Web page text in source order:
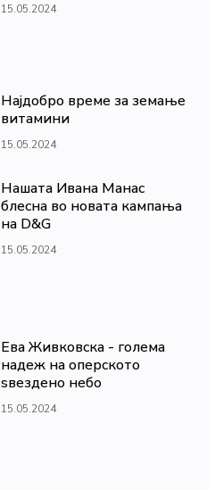
15.05.2024
Најдобро време за земање
витамини
15.05.2024
Нашата Ивана Манас
блесна во новата кампања
на D&G
15.05.2024
Ева Живковска - голема
надеж на оперското
ѕвездено небо
15.05.2024